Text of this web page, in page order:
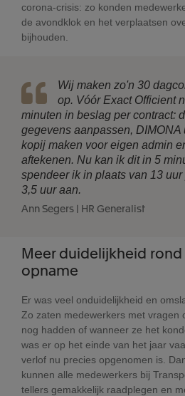
corona-crisis: zo konden
de avondklok en het verplaatsen
bijhouden.
Wij maken zo'n 30
op. Vóór Exact Officient
minuten in beslag per contract:
gegevens aanpassen,
kopij maken voor eigen admin
aftekenen. Nu kan ik dit in 5
spendeer ik in plaats van 13
3,5 uur aan.
Ann Segers | HR Generalist
Meer duidelijkheid
opname
Er was veel onduidelijkheid en
Zo zaten medewerkers met vragen
nog hadden of wanneer ze het
was er op het einde van het jaar
verlof nu precies opgenomen is.
kunnen alle medewerkers bij
tellers gemakkelijk raadplegen en